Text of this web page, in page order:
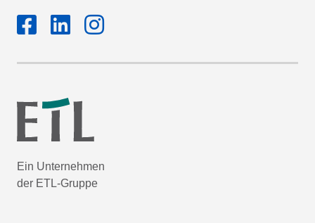
Ein Unternehmen
der ETL-Gruppe